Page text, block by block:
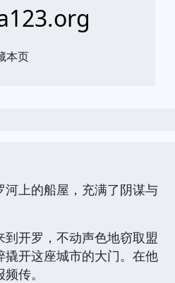
本页
河上的船屋，充满了阴谋与
开罗，不动声色地窃取盟
撬开这座城市的大门。在他
传。